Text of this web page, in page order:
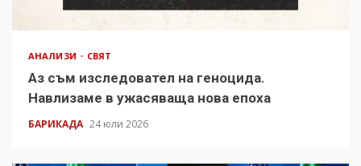
АНАЛИЗИ СВЯТ
Аз съм изследовател на геноцида.
Навлизаме в ужасяваща нова епоха
БАРИКАДА 24 юли 2026